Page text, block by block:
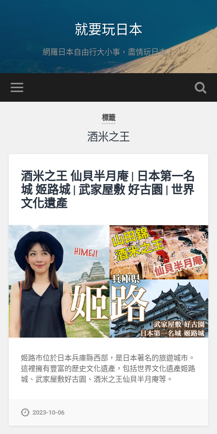
就要玩日本
網羅日本自由行大小事，盡情玩日本！
標籤
酒米之王
酒米之王 仙貝半月庵 | 日本第一名
城 姬路城 | 武家屋敷 好古園 | 世界
文化遺產
姬路市位於日本兵庫縣西部，是日本著名的旅遊城市。
這裡擁有豐富的歷史文化遺產，包括世界文化遺產姬路
城、武家屋敷好古園、酒米之王仙貝半月庵等。
2023-10-06